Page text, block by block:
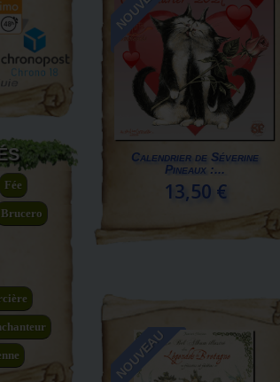
Calendrier de Séverine
Pineaux :...
13,50 €
NOUVEAU
Fée
Brucero